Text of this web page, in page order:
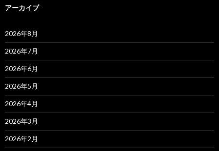
アーカイブ
2026年8月
2026年7月
2026年6月
2026年5月
2026年4月
2026年3月
2026年2月